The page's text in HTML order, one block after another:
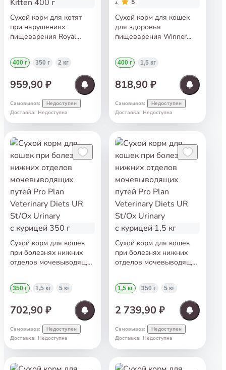
Сухой корм для котят
при нарушениях
пищеварения Royal
Kitten 400 г
400 г 350 г 2 кг
959,90 ₽
Самовывоз: Недоступен
Доставка: Недоступна
5
Сухой корм для кошек
для здоровья
пищеварения Winner
400 г
400 г 1,5 кг
818,90 ₽
Самовывоз: Недоступен
Доставка: Недоступна
Сухой корм для кошек
при болезнях нижних
отделов мочевыводящих
Diets UR St/Ox Urinary
с курицей 350 г
350 г 1,5 кг 5 кг
702,90 ₽
Самовывоз: Недоступен
Доставка: Недоступна
Сухой корм для кошек
при болезнях нижних
отделов мочевыводящих
Diets UR St/Ox Urinary
с курицей 1,5 кг
1,5 кг 350 г 5 кг
2 739,90 ₽
Самовывоз: Недоступен
Доставка: Недоступна